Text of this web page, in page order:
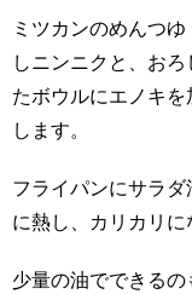
ミツカンのめんつ
しニンニクと、お
たボウルにエノキ
します。
フライパンにサラ
に熱し、カリカリに
少量の油でできるの